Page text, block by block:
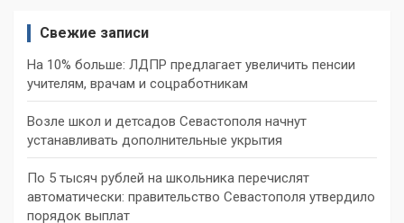
Свежие записи
На 10% больше: ЛДПР предлагает увеличить пенсии
учителям, врачам и соцработникам
Возле школ и детсадов Севастополя начнут
устанавливать дополнительные укрытия
По 5 тысяч рублей на школьника перечислят
автоматически: правительство Севастополя утвердило
порядок выплат